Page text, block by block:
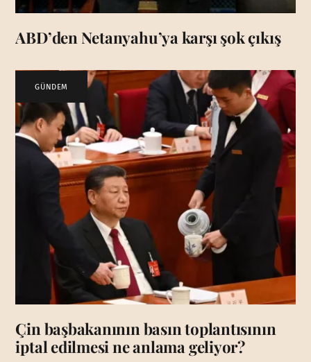
ABD’den Netanyahu’ya karşı şok çıkış
GÜNDEM
Çin başbakanının basın toplantısının
iptal edilmesi ne anlama geliyor?